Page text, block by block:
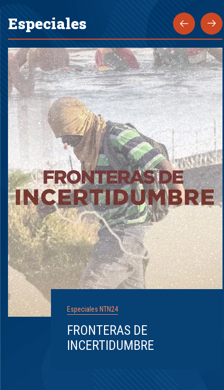
Especiales
Especiales NTN24
FRONTERAS DE
INCERTIDUMBRE